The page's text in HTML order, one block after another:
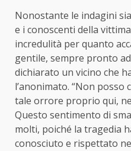
Nonostante le indagini
e i conoscenti della
incredulità per quanto
gentile, sempre pronto
dichiarato un vicino che
l’anonimato. “Non posso
tale orrore proprio qui,
Questo sentimento di
molti, poiché la tragedia
conosciuto e rispettato